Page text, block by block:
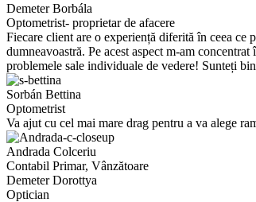
Demeter Borbála
Optometrist- proprietar de afacere
Fiecare client are o experiență diferită în ceea ce
dumneavoastră. Pe acest aspect m-am
problemele sale individuale de vedere! Sunteți
Sorbán Bettina
Optometrist
Va ajut cu cel mai mare drag pentru a va alege
Andrada Colceriu
Contabil Primar, Vânzătoare
Demeter Dorottya
Optician